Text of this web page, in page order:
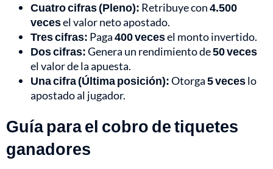
Cuatro cifras (Pleno): Retribuye con4.500
vecesel valor neto apostado.
Tres cifras: Paga400 vecesel monto invertido.
Dos cifras:Genera un rendimiento de50 veces
el valor de la apuesta.
Una cifra (Última posición):Otorga5 veceslo
apostado al jugador.
Guía para el cobro de tiquetes
ganadores